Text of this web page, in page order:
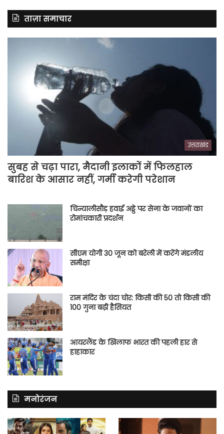
ताज़ा समाचार
उत्तराखंड
सुबह से चढ़ा पारा, मैदानी इलाकों में फिलहाल
बारिश के आसार नहीं, गर्मी करेगी परेशान
चिन्यालीसौड़ हवाई अड्डे पर सेना के जवानों का
रोमांचकारी प्रदर्शन
सीएम योगी 30 जून को बरेली में करेंगे मंडलीय
समीक्षा
राम मंदिर के चंदा चोर: किसी की 50 तो किसी की
100 गुना बढ़ी हैसियत
आयरलैंड के खिलाफ भारत की पहली हार से
हाहाकार
मनोरंजन